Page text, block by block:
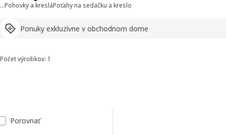
…Pohovky a kresláPoťahy na sedačku a kreslo
Ponuky exkluzívne v obchodnom dome
Zoradiť a filtrovať
Počet výrobkov: 1
Zoznam výsledkov
Porovnať